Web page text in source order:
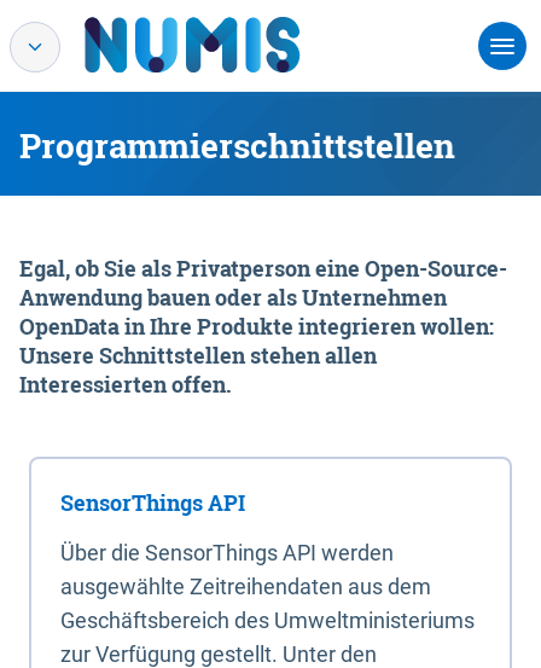
Programmierschnittstellen
Egal, ob Sie als Privatperson eine Open-Source-
Anwendung bauen oder als Unternehmen
OpenData in Ihre Produkte integrieren wollen:
Unsere Schnittstellen stehen allen
Interessierten offen.
SensorThings API
Über die SensorThings API werden
ausgewählte Zeitreihendaten aus dem
Geschäftsbereich des Umweltministeriums
zur Verfügung gestellt. Unter den